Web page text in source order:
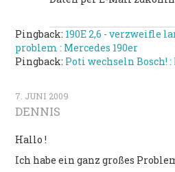
Pingback: 190E 2,6 - verzweifle
problem : Mercedes 190er
Pingback: Poti wechseln Bosch! :
7. JUNI 2009
DENNIS
Hallo !
Ich habe ein ganz großes